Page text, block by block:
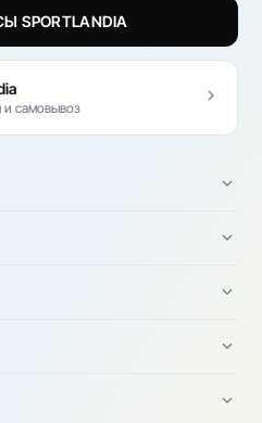
SPORTLANDIA
и самовывоз